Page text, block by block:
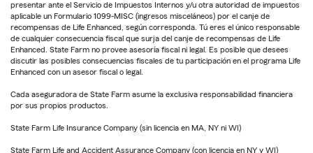
presentar ante el Servicio de Impuestos Internos y/u otra autoridad de impuestos
aplicable un Formulario 1099-MISC (ingresos misceláneos) por el canje de
recompensas de Life Enhanced, según corresponda. Tú eres el único responsable
de cualquier consecuencia fiscal que surja del canje de recompensas de Life
Enhanced. State Farm no provee asesoría fiscal ni legal. Es posible que desees
discutir las posibles consecuencias fiscales de tu participación en el programa Life
Enhanced con un asesor fiscal o legal.
Cada aseguradora de State Farm asume la exclusiva responsabilidad financiera
por sus propios productos.
State Farm Life Insurance Company (sin licencia en MA, NY ni WI)
State Farm Life and Accident Assurance Company (con licencia en NY y WI)